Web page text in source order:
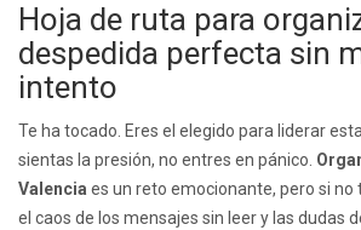
Hoja de ruta para
despedida perfecta sin
intento
Te ha tocado. Eres el elegido para liderar
sientas la presión, no entres en pánico.
Valencia es un reto emocionante, pero si no
el caos de los mensajes sin leer y las dudas